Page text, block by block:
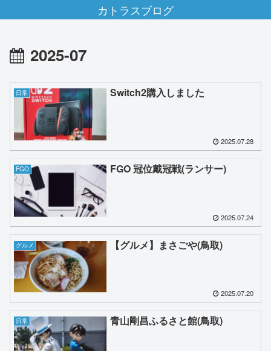
カトラスブログ
2025-07
日常 Switch2購入しました
2025.07.28
FGO FGO 冠位戴冠戦(ランサー)
2025.07.24
グルメ 【グルメ】まさごや(鳥取)
2025.07.20
日常 青山剛昌ふるさと館(鳥取)